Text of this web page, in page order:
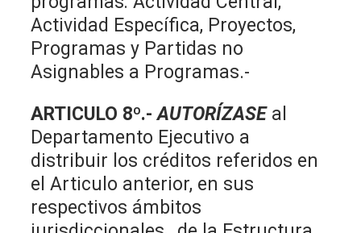
Actividad Específica, Proyectos,
Programas y Partidas no
Asignables a Programas.-
ARTICULO 8º.- AUTORÍZASEal
Departamento Ejecutivo a
distribuir los créditos referidos en
el Articulo anterior, en sus
respectivos ámbitos